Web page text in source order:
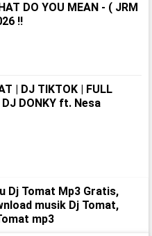
DO YOU MEAN - ( JRM
‼️
| DJ TIKTOK | FULL
DJ DONKY ft. Nesa
Dj Tomat Mp3 Gratis,
musik Dj Tomat,
mp3